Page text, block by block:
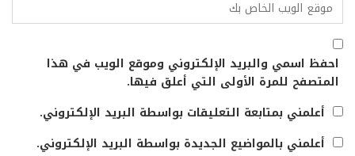
احفظ اسمي والبريد الإلكتروني وموقع الويب في هذا
المتصفح للمرة الأولى التي أعلق فيها.
أعلمني بمتابعة التعليقات بواسطة البريد الإلكتروني.
أعلمني بالمواضيع الجديدة بواسطة البريد الإلكتروني.